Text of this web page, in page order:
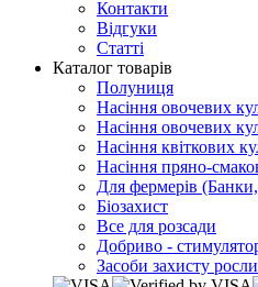
Контакти
Відгуки
Статті
Каталог товарів
Полуниця
Насіння овочевих
Насіння овочевих
Насіння квіткових
Насіння пряно-
Для фермерів
Біозахист
Все для розсади
Добриво -
Засоби захисту